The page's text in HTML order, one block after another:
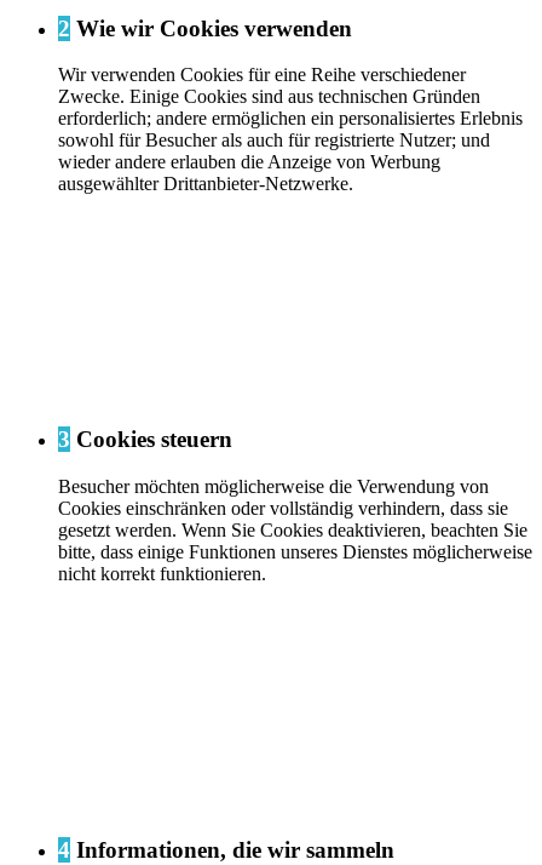
2 Wie wir Cookies verwenden
Wir verwenden Cookies für eine Reihe verschiedener
Zwecke. Einige Cookies sind aus technischen Gründen
erforderlich; andere ermöglichen ein personalisiertes Erlebnis
sowohl für Besucher als auch für registrierte Nutzer; und
wieder andere erlauben die Anzeige von Werbung
ausgewählter Drittanbieter-Netzwerke.
3 Cookies steuern
Besucher möchten möglicherweise die Verwendung von
Cookies einschränken oder vollständig verhindern, dass sie
gesetzt werden. Wenn Sie Cookies deaktivieren, beachten Sie
bitte, dass einige Funktionen unseres Dienstes möglicherweise
nicht korrekt funktionieren.
4 Informationen, die wir sammeln